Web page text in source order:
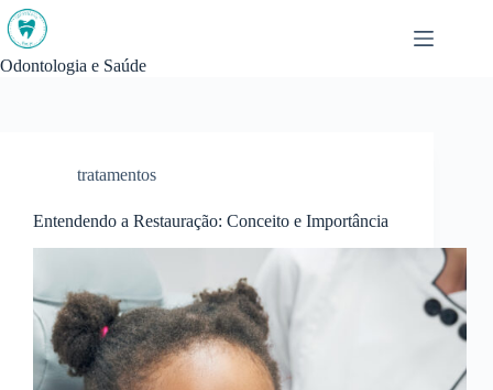
Pular
para
conteúdo
Odontologia e Saúde
tratamentos
Entendendo a Restauração: Conceito e Importância